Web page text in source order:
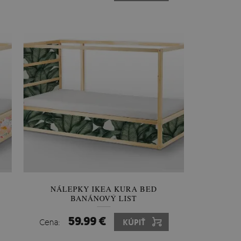
NÁLEPKY IKEA KURA BED
BANÁNOVÝ LIST
Cena: 59.99 € KÚPIŤ